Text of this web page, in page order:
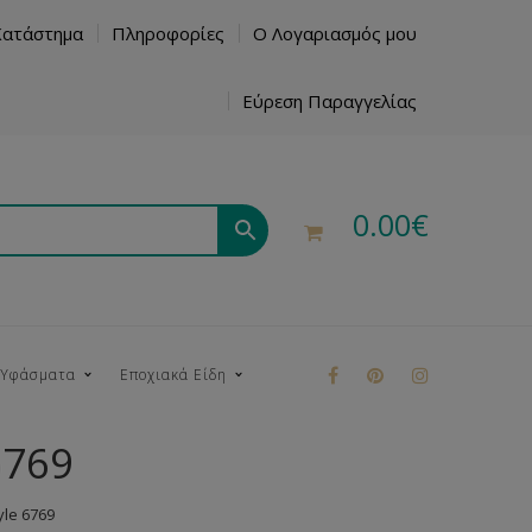
Πληροφορίες Ο Λογαριασμός μου
Εύρεση Παραγγελίας
0.00€
Εποχιακά Είδη
6769